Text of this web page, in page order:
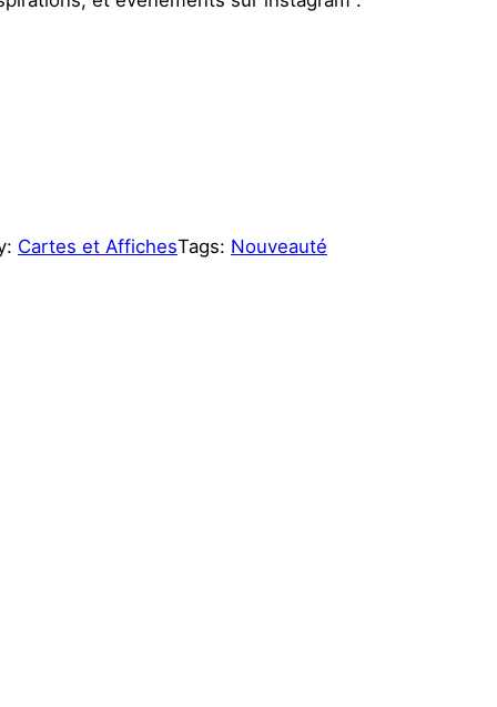
Cartes et AffichesTags: Nouveauté